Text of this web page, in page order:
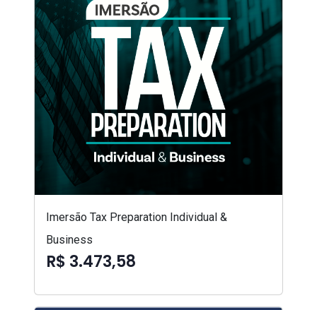
Imersão Tax Preparation Individual &
Business
R$ 3.473,58